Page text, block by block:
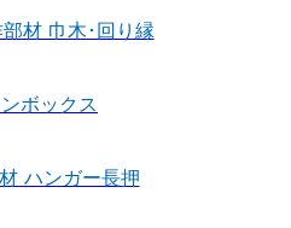
材 巾木･回り縁
ボックス
ハンガー長押